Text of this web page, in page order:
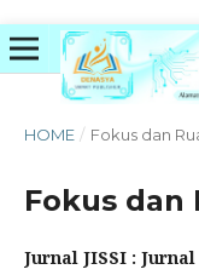
HOME / Fokus dan
Fokus dan
Jurnal JISSI :